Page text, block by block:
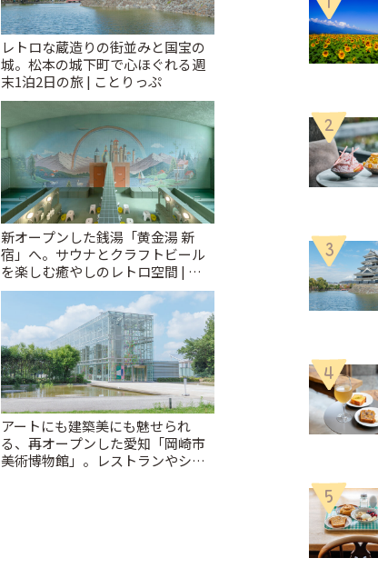
レトロな蔵造りの街並みと国宝の
城。松本の城下町で心ほぐれる週
末1泊2日の旅 | ことりっぷ
新オープンした銭湯「黄金湯 新
宿」へ。サウナとクラフトビール
を楽しむ癒やしのレトロ空間 | こ
とりっぷ
アートにも建築美にも魅せられ
る、再オープンした愛知「岡崎市
美術博物館」。レストランやショ
2
3
4
5